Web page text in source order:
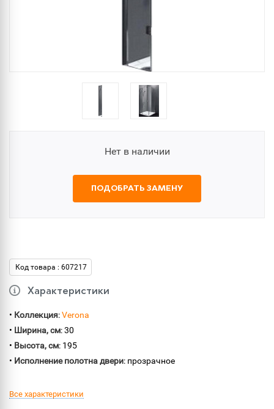
Нет в наличии
ПОДОБРАТЬ ЗАМЕНУ
Код товара : 607217
Характеристики
• Коллекция:Verona
• Ширина, см: 30
• Высота, см: 195
• Исполнение полотна двери: прозрачное
Все характеристики